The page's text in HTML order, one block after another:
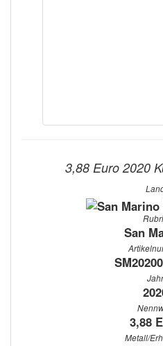
3,88 Euro 2020
San
Jahr
3,88
Metall/